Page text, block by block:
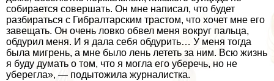
собирается совершать. Он мне написал, что будет
разбираться с Гибралтарским трастом, что хочет мне его
завещать. Он очень ловко обвел меня вокруг пальца,
обдурил меня. И я дала себя обдурить… У меня тогда
была мигрень, а мне было лень лететь за ним. Всю жизнь
я буду думать о том, что я могла его уберечь, но не
уберегла», — подытожила журналистка.